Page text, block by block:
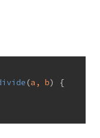
(a, b)
{